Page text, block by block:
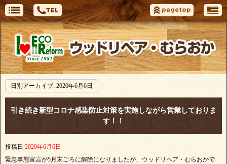
日別アーカイブ: 2020年6月6日
引き続き新型コロナ感染防止対策を実施しながら営業しておりま
す！！
投稿日 2020年6月6日
緊急事態宣言が5月末ごろに解除になりましたが、ウッドリペア・むらおかで